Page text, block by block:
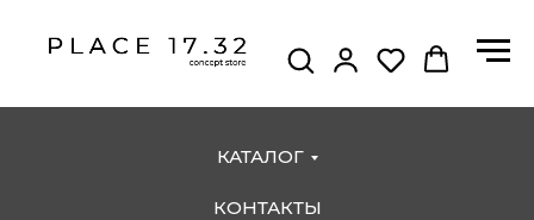
КАТАЛОГ
КОНТАКТЫ